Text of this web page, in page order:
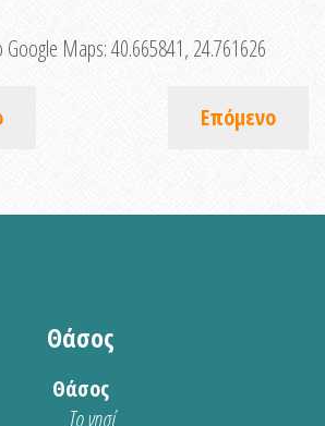
Google Maps:40.665841, 24.761626
Επόμενο
Θάσος
Θάσος
Το νησί